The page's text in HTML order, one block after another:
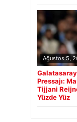
Ağustos 5,
Pressajı:
Tijjani
Yüzde Yüz